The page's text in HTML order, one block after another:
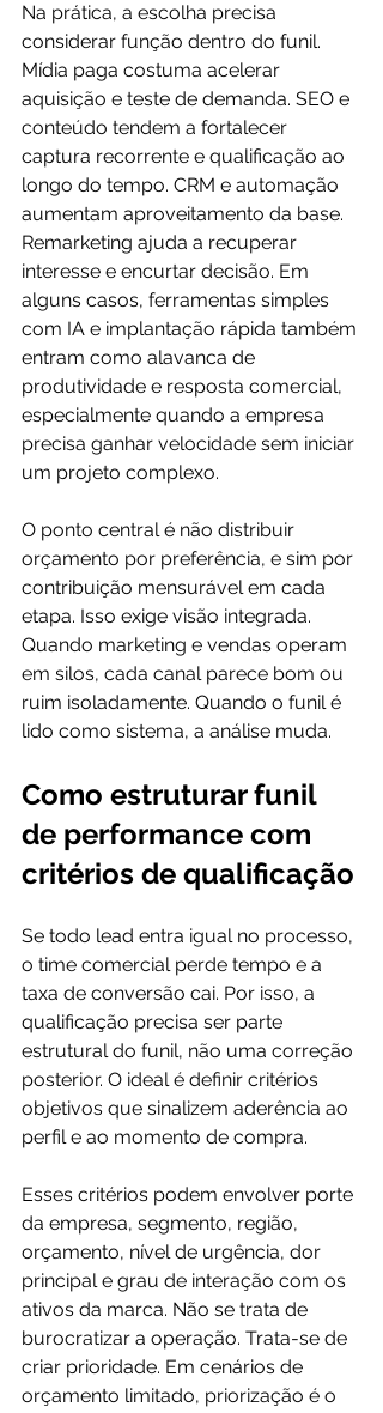
Na prática, a escolha precisa
considerar função dentro do funil.
Mídia paga costuma acelerar
aquisição e teste de demanda. SEO e
conteúdo tendem a fortalecer
captura recorrente e qualificação ao
longo do tempo. CRM e automação
aumentam aproveitamento da base.
Remarketing ajuda a recuperar
interesse e encurtar decisão. Em
alguns casos, ferramentas simples
com IA e implantação rápida também
entram como alavanca de
produtividade e resposta comercial,
especialmente quando a empresa
precisa ganhar velocidade sem iniciar
um projeto complexo.
O ponto central é não distribuir
orçamento por preferência, e sim por
contribuição mensurável em cada
etapa. Isso exige visão integrada.
Quando marketing e vendas operam
em silos, cada canal parece bom ou
ruim isoladamente. Quando o funil é
lido como sistema, a análise muda.
Como estruturar funil
de performance com
critérios de qualificação
Se todo lead entra igual no processo,
o time comercial perde tempo e a
taxa de conversão cai. Por isso, a
qualificação precisa ser parte
estrutural do funil, não uma correção
posterior. O ideal é definir critérios
objetivos que sinalizem aderência ao
perfil e ao momento de compra.
Esses critérios podem envolver porte
da empresa, segmento, região,
orçamento, nível de urgência, dor
principal e grau de interação com os
ativos da marca. Não se trata de
burocratizar a operação. Trata-se de
criar prioridade. Em cenários de
orçamento limitado, priorização é o